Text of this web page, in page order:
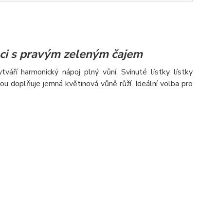
s pravým zeleným čajem
harmonický nápoj plný vůní. Svinuté lístky lístky
doplňuje jemná květinová vůně růží. Ideální volba pro